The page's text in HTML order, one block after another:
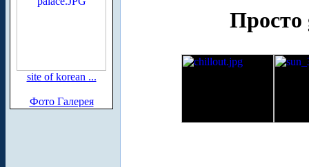
site of korean ...
Фото Галерея
Просто